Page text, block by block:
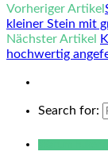
Vorheriger Artikel
kleiner Stein mit
Nächster Artikel
hochwertig
Search for: